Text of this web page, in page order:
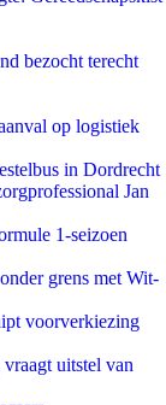
bezocht terecht
op logistiek
in Dordrecht
Jan
1-seizoen
grens met Wit-
voorverkiezing
uitstel van